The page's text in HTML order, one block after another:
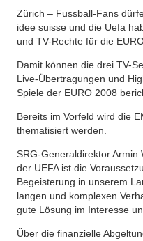
Zürich – Fussball-Fans
idee suisse und die Uefa
und TV-Rechte für die
Damit können die drei TV-
Live-Übertragungen und
Spiele der EURO 2008
Bereits im Vorfeld wird die
thematisiert werden.
SRG-Generaldirektor Armin
der UEFA ist die
Begeisterung in unserem
langen und komplexen
gute Lösung im Interesse
Über die finanzielle